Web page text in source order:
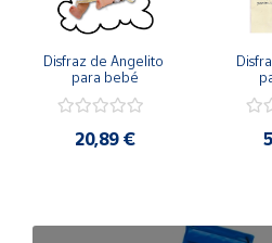
Disfraz de Angelito
para bebé
20,89 €